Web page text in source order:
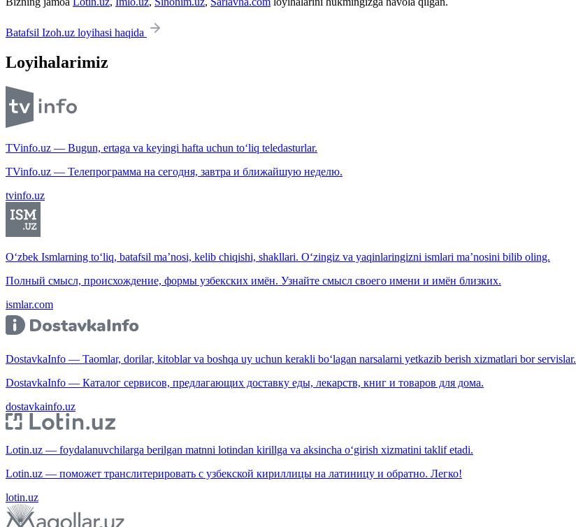
Batafsil Izoh.uz loyihasi haqida
Loyihalarimiz
TVinfo.uz — Bugun, ertaga va keyingi hafta uchun to‘liq teledasturlar.
TVinfo.uz — Телепрограмма на сегодня, завтра и ближайшую неделю.
tvinfo.uz
O‘zbek Ismlarning to‘liq, batafsil ma’nosi, kelib chiqishi, shakllari. O‘zingiz va yaqinlaringizni ismlari ma’nosini bilib oling.
Полный смысл, происхождение, формы узбекских имён. Узнайте смысл своего имени и имён близких.
ismlar.com
DostavkaInfo — Taomlar, dorilar, kitoblar va boshqa uy uchun kerakli bo‘lagan narsalarni yetkazib berish xizmatlari bor servislar.
DostavkaInfo — Каталог сервисов, предлагающих доставку еды, лекарств, книг и товаров для дома.
dostavkainfo.uz
Lotin.uz — foydalanuvchilarga berilgan matnni lotindan kirillga va aksincha o‘girish xizmatini taklif etadi.
Lotin.uz — поможет транслитерировать с узбекской кириллицы на латиницу и обратно. Легко!
lotin.uz